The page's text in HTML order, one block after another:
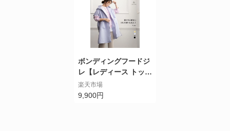
ボンディングフードジ
レ【レディース トップ
ス アウター ジャケッ
ト ジレ ベスト フード
楽天市場
9,900円